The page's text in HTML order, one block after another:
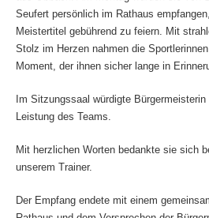
Seufert persönlich im Rathaus
Meistertitel gebührend zu feiern. Mit
Stolz im Herzen nahmen die
Moment, der ihnen sicher lange in
Im Sitzungssaal würdigte
Leistung des Teams.
Mit herzlichen Worten bedankte sie sich
unserem Trainer.
Der Empfang endete mit einem